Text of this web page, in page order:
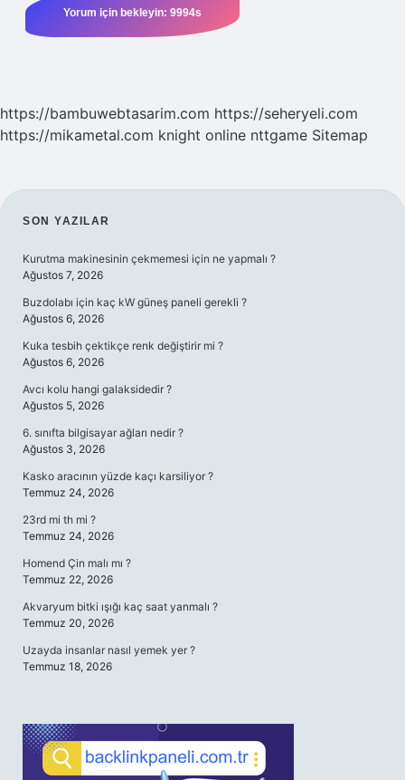
https://bambuwebtasarim.com https://seheryeli.com
https://mikametal.com knight online nttgame Sitemap
SIDEBAR
SON YAZILAR
Kurutma makinesinin çekmemesi için ne yapmalı ?
Ağustos 7, 2026
Buzdolabı için kaç kW güneş paneli gerekli ?
Ağustos 6, 2026
Kuka tesbih çektikçe renk değiştirir mi ?
Ağustos 6, 2026
Avcı kolu hangi galaksidedir ?
Ağustos 5, 2026
6. sınıfta bilgisayar ağları nedir ?
Ağustos 3, 2026
Kasko aracının yüzde kaçı karsiliyor ?
Temmuz 24, 2026
23rd mi th mi ?
Temmuz 24, 2026
Homend Çin malı mı ?
Temmuz 22, 2026
Akvaryum bitki ışığı kaç saat yanmalı ?
Temmuz 20, 2026
Uzayda insanlar nasıl yemek yer ?
Temmuz 18, 2026